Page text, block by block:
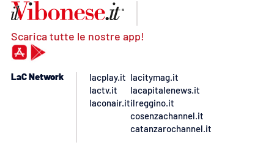
Scarica tutte le nostre app!
LaC Network
lacplay.it
lactv.it
laconair.it
lacitymag.it
lacapitalenews.it
ilreggino.it
cosenzachannel.it
catanzarochannel.it